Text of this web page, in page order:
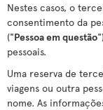
Nestes casos, o
consentimento da
("Pessoa em questão
pessoais.
Uma reserva de
viagens ou outra
nome. As